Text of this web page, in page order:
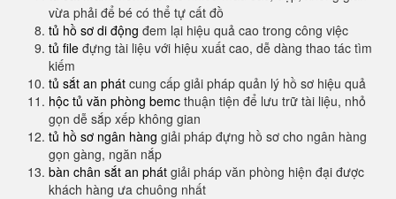
vừa phải để bé có thể tự cất đồ
tủ hồ sơ di động đem lại hiệu quả cao trong công việc
tủ file đựng tài liệu với hiệu xuất cao, dễ dàng thao tác tìm
kiếm
tủ sắt an phát cung cấp giải pháp quản lý hồ sơ hiệu quả
hộc tủ văn phòng bemc thuận tiện để lưu trữ tài liệu, nhỏ
gọn dễ sắp xếp không gian
tủ hồ sơ ngân hàng giải pháp đựng hồ sơ cho ngân hàng
gọn gàng, ngăn nắp
bàn chân sắt an phát giải pháp văn phòng hiện đại được
khách hàng ưa chuông nhất